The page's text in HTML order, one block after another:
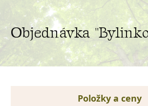
Objednávka
Položky a ceny